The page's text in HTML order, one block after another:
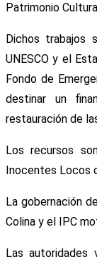
Patrimonio
Dichos trabajos
UNESCO y el
Fondo de
destinar un
restauración de
Los recursos
Inocentes Locos
La gobernación
Colina y el IPC
Las autoridades